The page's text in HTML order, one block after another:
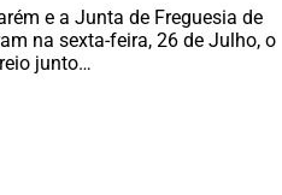
e a Junta de Freguesia de
na sexta-feira, 26 de Julho, o
junto…